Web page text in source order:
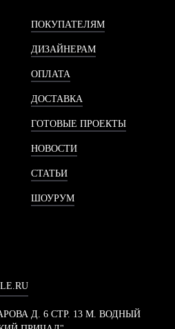
ПОКУПАТЕЛЯМ
ДИЗАЙНЕРАМ
ОПЛАТА
ДОСТАВКА
ГОТОВЫЕ ПРОЕКТЫ
НОВОСТИ
СТАТЬИ
ШОУРУМ
Д. 6 СТР. 13 М. ВОДНЫЙ